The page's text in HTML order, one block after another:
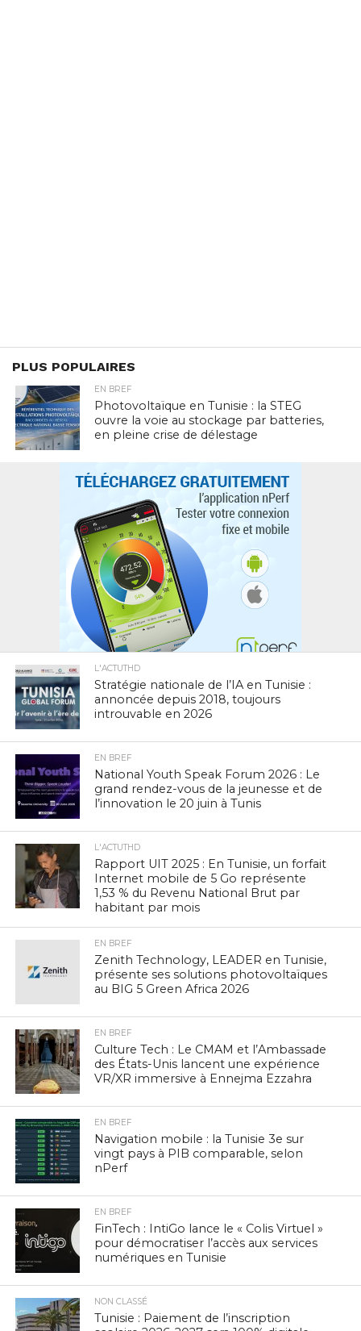
PLUS POPULAIRES
EN BREF
Photovoltaïque en Tunisie : la STEG
ouvre la voie au stockage par batteries,
en pleine crise de délestage
L'ACTUTHD
Stratégie nationale de l’IA en Tunisie :
annoncée depuis 2018, toujours
introuvable en 2026
EN BREF
National Youth Speak Forum 2026 : Le
grand rendez-vous de la jeunesse et de
l’innovation le 20 juin à Tunis
L'ACTUTHD
Rapport UIT 2025 : En Tunisie, un forfait
Internet mobile de 5 Go représente
1,53 % du Revenu National Brut par
habitant par mois
EN BREF
Zenith Technology, LEADER en Tunisie,
présente ses solutions photovoltaïques
au BIG 5 Green Africa 2026
EN BREF
Culture Tech : Le CMAM et l’Ambassade
des États-Unis lancent une expérience
VR/XR immersive à Ennejma Ezzahra
EN BREF
Navigation mobile : la Tunisie 3e sur
vingt pays à PIB comparable, selon
nPerf
EN BREF
FinTech : IntiGo lance le « Colis Virtuel »
pour démocratiser l’accès aux services
numériques en Tunisie
NON CLASSÉ
Tunisie : Paiement de l’inscription